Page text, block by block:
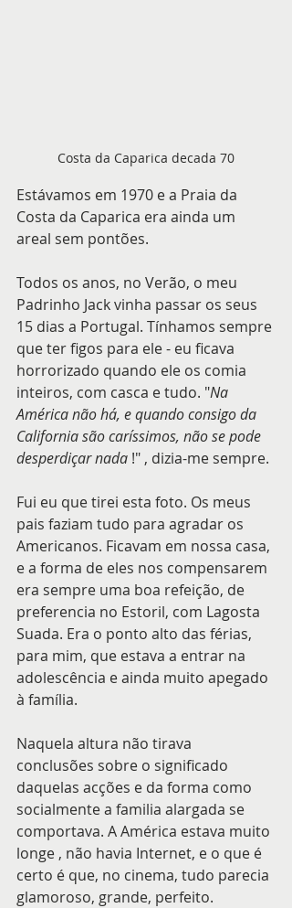
Costa da Caparica decada 70
Estávamos em 1970 e a Praia da
Costa da Caparica era ainda um
areal sem pontões.
Todos os anos, no Verão, o meu
Padrinho Jack vinha passar os seus
15 dias a Portugal. Tínhamos sempre
que ter figos para ele - eu ficava
horrorizado quando ele os comia
inteiros, com casca e tudo. "Na
América não há, e quando consigo da
California são caríssimos, não se pode
desperdiçar nada !" , dizia-me sempre.
Fui eu que tirei esta foto. Os meus
pais faziam tudo para agradar os
Americanos. Ficavam em nossa casa,
e a forma de eles nos compensarem
era sempre uma boa refeição, de
preferencia no Estoril, com Lagosta
Suada. Era o ponto alto das férias,
para mim, que estava a entrar na
adolescência e ainda muito apegado
à família.
Naquela altura não tirava
conclusões sobre o significado
daquelas acções e da forma como
socialmente a familia alargada se
comportava. A América estava muito
longe , não havia Internet, e o que é
certo é que, no cinema, tudo parecia
glamoroso, grande, perfeito.